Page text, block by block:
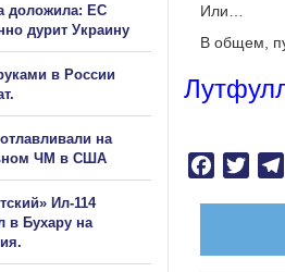
Или…
В общем,
Facebook
доложила: ЕС
дурит Украину
в России
на
ЧМ в США
Ил-114
в Бухару на